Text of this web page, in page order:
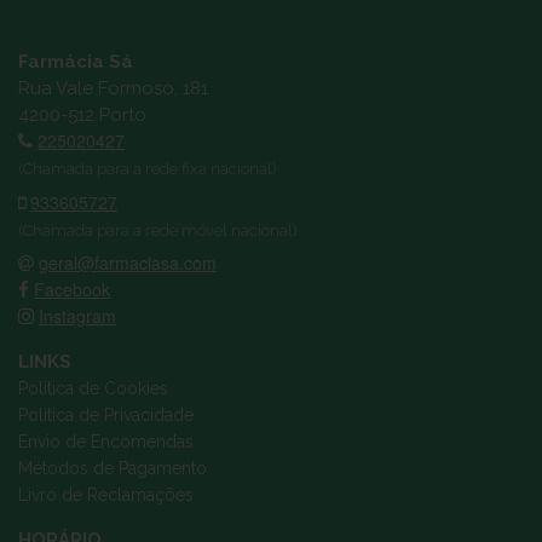
Farmácia Sá
Rua Vale Formoso, 181
4200-512 Porto
225020427
(Chamada para a rede fixa nacional)
933605727
(Chamada para a rede móvel nacional)
geral@farmaciasa.com
Facebook
Instagram
LINKS
Política de Cookies
Política de Privacidade
Envio de Encomendas
Métodos de Pagamento
Livro de Reclamações